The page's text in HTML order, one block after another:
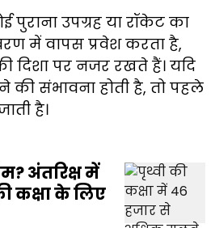
उपग्रह या रॉकेट का
में वापस प्रवेश करता है,
दिशा पर नजर रखते हैं। यदि
संभावना होती है, तो पहले
है।
अंतरिक्ष में
कक्षा के लिए